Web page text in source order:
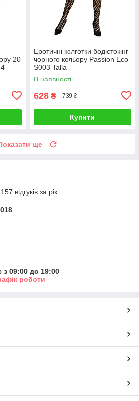
20
Еротичні колготки бодістокінг
чорного кольору Passion Eco
S003 Talla
В наявності
628 ₴ 739 ₴
Купити
ще
відгуків за рік
з 09:00 до 19:00
роботи